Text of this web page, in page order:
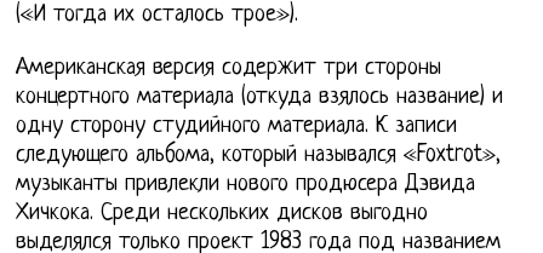
(«И тогда их осталось трое»).
Американская версия содержит три стороны
концертного материала (откуда взялось название) и
одну сторону студийного материала. К записи
следующего альбома, который назывался «Foxtrot»,
музыканты привлекли нового продюсера Дэвида
Хичкока. Среди нескольких дисков выгодно
выделялся только проект 1983 года под названием